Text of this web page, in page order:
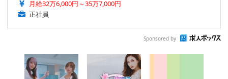
月給32万6,000円～35万7,000円
正社員
Sponsored by